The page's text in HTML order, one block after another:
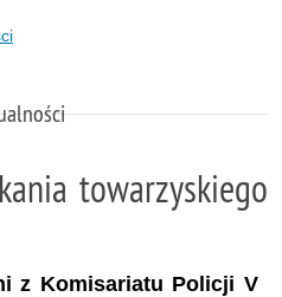
towarzyskiego
z Komisariatu Policji V